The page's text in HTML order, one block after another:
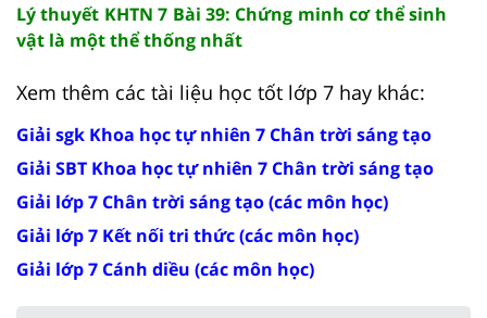
Lý thuyết KHTN 7 Bài 39: Chứng minh cơ thể sinh
vật là một thể thống nhất
Xem thêm các tài liệu học tốt lớp 7 hay khác:
Giải sgk Khoa học tự nhiên 7 Chân trời sáng tạo
Giải SBT Khoa học tự nhiên 7 Chân trời sáng tạo
Giải lớp 7 Chân trời sáng tạo (các môn học)
Giải lớp 7 Kết nối tri thức (các môn học)
Giải lớp 7 Cánh diều (các môn học)